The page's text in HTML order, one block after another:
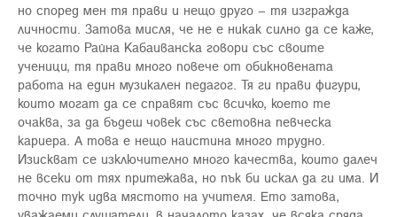
но според мен тя прави и нещо друго – тя изгражда
личности. Затова мисля, че не е никак силно да се каже,
че когато Райна Кабаиванска говори със своите
ученици, тя прави много повече от обикновената
работа на един музикален педагог. Тя ги прави фигури,
които могат да се справят със всичко, което те
очаква, за да бъдеш човек със световна певческа
кариера. А това е нещо наистина много трудно.
Изискват се изключително много качества, които далеч
не всеки от тях притежава, но пък би искал да ги има. И
точно тук идва мястото на учителя. Ето затова,